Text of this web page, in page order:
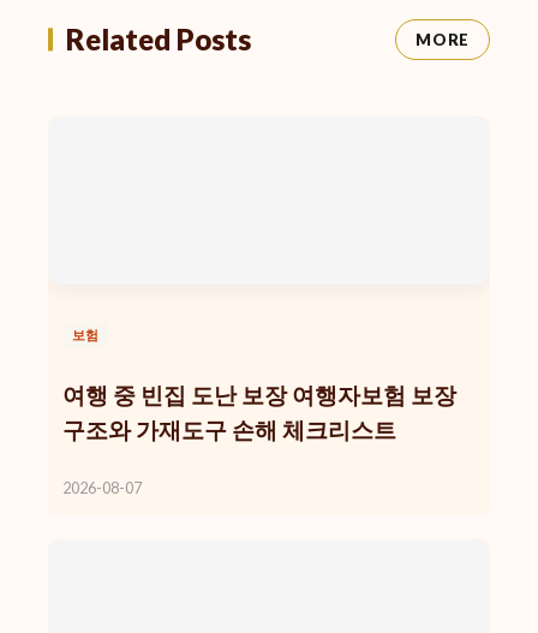
Related Posts MORE
보험
여행 중 빈집 도난 보장 여행자보험 보장
구조와 가재도구 손해 체크리스트
2026-08-07